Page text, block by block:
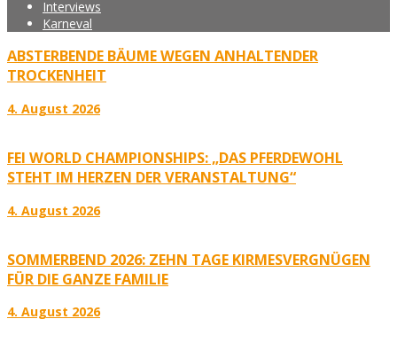
Interviews
Karneval
ABSTERBENDE BÄUME WEGEN ANHALTENDER
TROCKENHEIT
4. August 2026
FEI WORLD CHAMPIONSHIPS: „DAS PFERDEWOHL
STEHT IM HERZEN DER VERANSTALTUNG“
4. August 2026
SOMMERBEND 2026: ZEHN TAGE KIRMESVERGNÜGEN
FÜR DIE GANZE FAMILIE
4. August 2026